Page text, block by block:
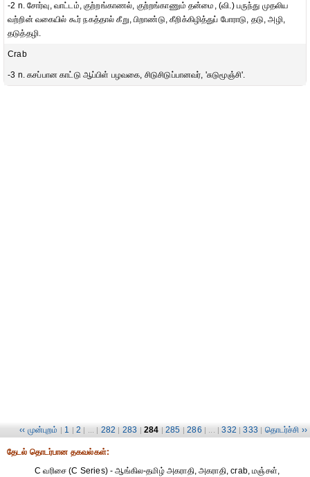
-2 n. சோர்வு, வாட்டம், குற்றங்காணல், குற்றங்காணும் தன்மை, (வி.) பருந்து முதலிய
வற்றின் வகையில் கூர் நகத்தால் கீறு, பிறாண்டு, கீறிக்கிழித்துப் போராடு, தடு, அழி,
தடுத்தழி.
Crab
-3 n. கசப்பான காட்டு ஆப்பிள் பழவகை, சிடுசிடுப்பானவர், 'சுடுமூஞ்சி'.
‹‹ முன்புறம் | 1 | 2 | ... | 282 | 283 | 284 | 285 | 286 | ... | 332 | 333 | தொடர்ச்சி ››
தேட‌ல் தொட‌ர்பான தகவ‌ல்க‌ள்:
C வரிசை (C Series) - ஆங்கில-தமிழ் அகராதி, அகராதி, crab, மஞ்சள்,